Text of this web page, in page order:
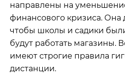
направлены на
финансового кризиса. Она
чтобы школы и садики
будут работать магазины.
имеют строгие правила
дистанции.